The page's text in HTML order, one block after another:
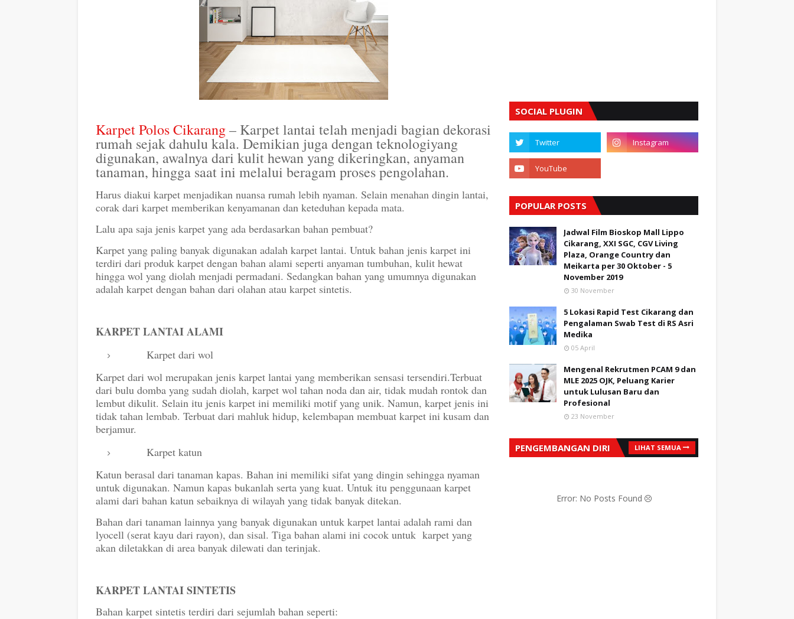
Karpet Polos Cikarang– Karpet lantai telah menjadi bagian dekorasi
rumah sejak dahulu kala. Demikian juga dengan teknologiyang
digunakan, awalnya dari kulit hewan yang dikeringkan, anyaman
tanaman, hingga saat ini melalui beragam proses pengolahan.
Harus diakui karpet menjadikan nuansa rumah lebih nyaman. Selain menahan dingin lantai,
corak dari karpet memberikan kenyamanan dan keteduhan kepada mata.
Lalu apa saja jenis karpet yang ada berdasarkan bahan pembuat?
Karpet yang paling banyak digunakan adalah karpet lantai. Untuk bahan jenis karpet ini
terdiri dari produk karpet dengan bahan alami seperti anyaman tumbuhan, kulit hewat
hingga wol yang diolah menjadi permadani. Sedangkan bahan yang umumnya digunakan
adalah karpet dengan bahan dari olahan atau karpet sintetis.
KARPET LANTAI ALAMI
Karpet dari wol
Karpet dari wol merupakan jenis karpet lantai yang memberikan sensasi tersendiri.Terbuat
dari bulu domba yang sudah diolah, karpet wol tahan noda dan air, tidak mudah rontok dan
lembut dikulit. Selain itu jenis karpet ini memiliki motif yang unik. Namun, karpet jenis ini
tidak tahan lembab. Terbuat dari mahluk hidup, kelembapan membuat karpet ini kusam dan
berjamur.
Karpet katun
Katun berasal dari tanaman kapas. Bahan ini memiliki sifat yang dingin sehingga nyaman
untuk digunakan. Namun kapas bukanlah serta yang kuat. Untuk itu penggunaan karpet
alami dari bahan katun sebaiknya di wilayah yang tidak banyak ditekan.
Bahan dari tanaman lainnya yang banyak digunakan untuk karpet lantai adalah rami dan
lyocell (serat kayu dari rayon), dan sisal. Tiga bahan alami ini cocok untuk karpet yang
akan diletakkan di area banyak dilewati dan terinjak.
KARPET LANTAI SINTETIS
Bahan karpet sintetis terdiri dari sejumlah bahan seperti:
SOCIAL PLUGIN
POPULAR POSTS
Jadwal Film Bioskop Mall Lippo
Cikarang, XXI SGC, CGV Living
Plaza, Orange Country dan
Meikarta per 30 Oktober - 5
November 2019
30 November
5 Lokasi Rapid Test Cikarang dan
Pengalaman Swab Test di RS Asri
Medika
05 April
Mengenal Rekrutmen PCAM 9 dan
MLE 2025 OJK, Peluang Karier
untuk Lulusan Baru dan
Profesional
23 November
PENGEMBANGAN DIRI LIHAT SEMUA
Error: No Posts Found